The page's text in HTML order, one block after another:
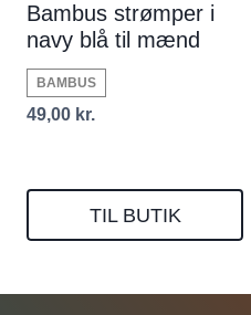
Bambus strømper i
navy blå til mænd
BAMBUS
49,00 kr.
TIL BUTIK